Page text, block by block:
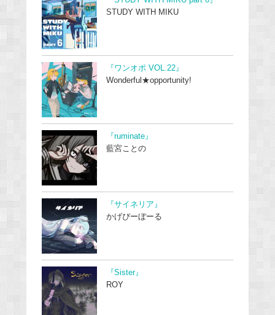
STUDY WITH MIKU
『ワンオポ VOL.22』
Wonderful★opportunity!
『ruminate』
藍宮ことの
『サイネリア』
かげぴーぼーる
『Sister』
ROY